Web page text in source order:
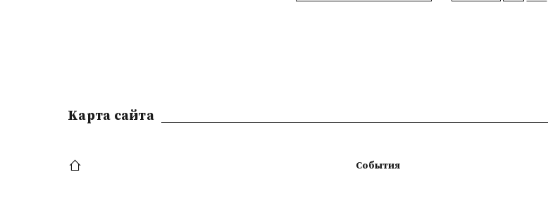
Kарта сайта
События